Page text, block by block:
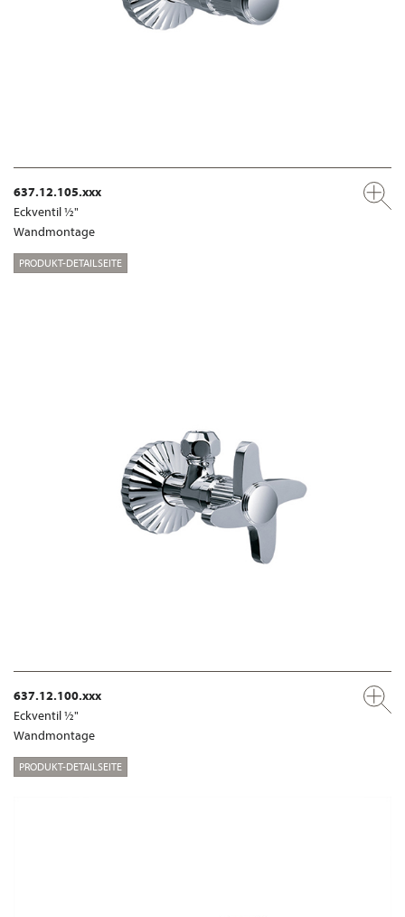
637.12.105.xxx
Eckventil ½"
Wandmontage
PRODUKT-DETAILSEITE
637.12.100.xxx
Eckventil ½"
Wandmontage
PRODUKT-DETAILSEITE